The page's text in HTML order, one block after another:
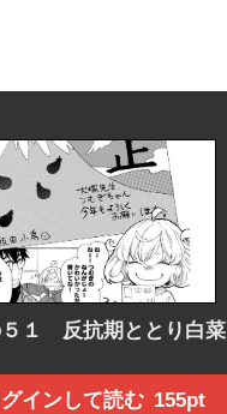
５１ 反抗期ととり白菜
グインして読む 155pt